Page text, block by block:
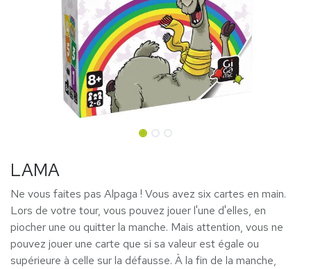
LAMA
Ne vous faites pas Alpaga ! Vous avez six cartes en main.
Lors de votre tour, vous pouvez jouer l'une d'elles, en
piocher une ou quitter la manche. Mais attention, vous ne
pouvez jouer une carte que si sa valeur est égale ou
supérieure à celle sur la défausse. À la fin de la manche,